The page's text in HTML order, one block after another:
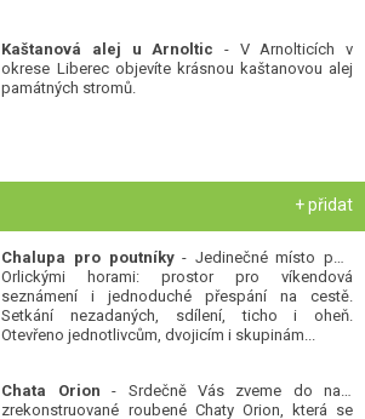
Kaštanová alej u Arnoltic - V Arnolticích v
okrese Liberec objevíte krásnou kaštanovou alej
památných stromů.
+ přidat
Chalupa pro poutníky- Jedinečné místo pod
Orlickými horami: prostor pro víkendová
seznámení i jednoduché přespání na cestě.
Setkání nezadaných, sdílení, ticho i oheň.
Otevřeno jednotlivcům, dvojicím i skupinám...
Chata Orion - Srdečně Vás zveme do naší
zrekonstruované roubené Chaty Orion, která se